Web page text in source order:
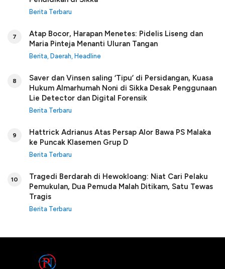
Berita Terbaru
7
Atap Bocor, Harapan Menetes: Pidelis Liseng dan
Maria Pinteja Menanti Uluran Tangan
Berita Daerah Headline
8
Saver dan Vinsen saling ‘Tipu’ di Persidangan, Kuasa
Hukum Almarhumah Noni di Sikka Desak Penggunaan
Lie Detector dan Digital Forensik
Berita Terbaru
9
Hattrick Adrianus Atas Persap Alor Bawa PS Malaka
ke Puncak Klasemen Grup D
Berita Terbaru
10
Tragedi Berdarah di Hewokloang: Niat Cari Pelaku
Pemukulan, Dua Pemuda Malah Ditikam, Satu Tewas
Tragis
Berita Terbaru